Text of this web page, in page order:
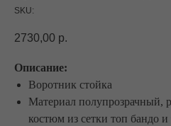
SKU:
2730,00 р.
Описание:
Воротник стойка
Материал полупрозрачный,
костюм из сетки топ бандо